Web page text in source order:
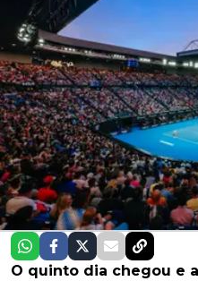
O quinto dia chegou e